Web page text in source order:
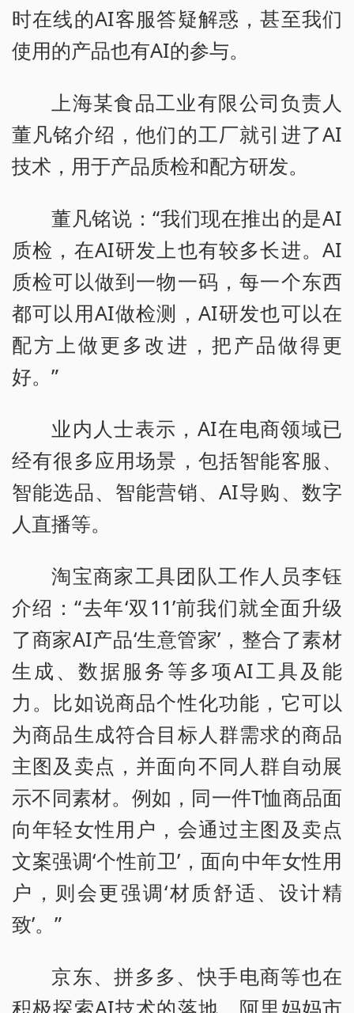
时在线的AI客服答疑解惑，甚至我们
使用的产品也有AI的参与。
上海某食品工业有限公司负责人
董凡铭介绍，他们的工厂就引进了AI
技术，用于产品质检和配方研发。
董凡铭说：“我们现在推出的是AI
质检，在AI研发上也有较多长进。AI
质检可以做到一物一码，每一个东西
都可以用AI做检测，AI研发也可以在
配方上做更多改进，把产品做得更
好。”
业内人士表示，AI在电商领域已
经有很多应用场景，包括智能客服、
智能选品、智能营销、AI导购、数字
人直播等。
淘宝商家工具团队工作人员李钰
介绍：“去年‘双11’前我们就全面升级
了商家AI产品‘生意管家’，整合了素材
生成、数据服务等多项AI工具及能
力。比如说商品个性化功能，它可以
为商品生成符合目标人群需求的商品
主图及卖点，并面向不同人群自动展
示不同素材。例如，同一件T恤商品面
向年轻女性用户，会通过主图及卖点
文案强调‘个性前卫’，面向中年女性用
户，则会更强调‘材质舒适、设计精
致’。”
京东、拼多多、快手电商等也在
积极探索AI技术的落地。阿里妈妈市